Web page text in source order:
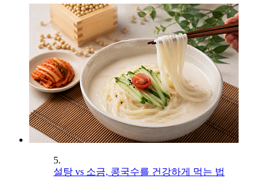
5.
설탕 vs 소금, 콩국수를 건강하게 먹는 법